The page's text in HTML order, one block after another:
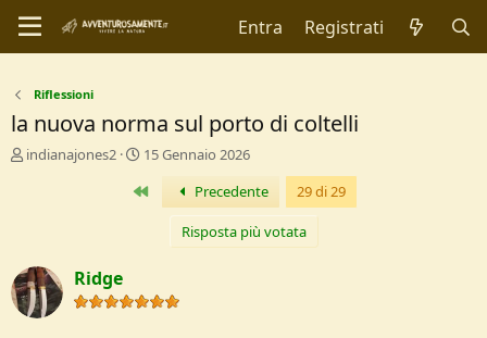
Entra Registrati
Riflessioni
la nuova norma sul porto di coltelli
C
r
e
D
indianajones2
D
t
i
15 Gennaio 2026
Primo Precedente 29 di 29
Risposta più votata
Ridge